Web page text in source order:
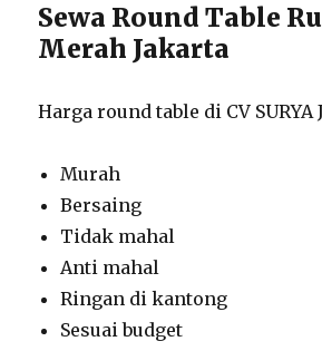
Sewa Round Table
Merah Jakarta
Harga round table di CV SURYA
Murah
Bersaing
Tidak mahal
Anti mahal
Ringan di kantong
Sesuai budget